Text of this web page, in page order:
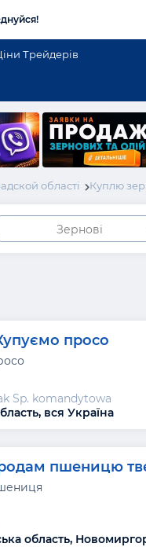
Трейдерів
області Куплю
Зернові
просо
Sp. komandytowa
вся Україна
пшеницю
область,